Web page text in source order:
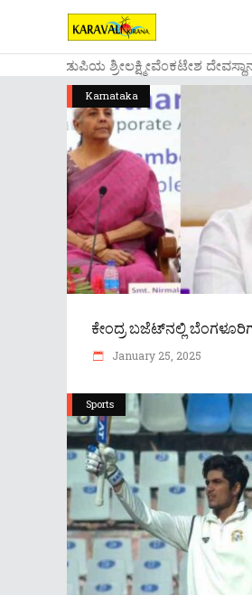
....ಉಡುಪಿಯ ಶ್ರೀಲಕ್ಷ್ಮೀವೆ೦ಕಟೇಶ
Karnataka
ಕೇಂದ್ರ ಬಜೆಟ್​​ನಲ್ಲಿ
January 25, 2025
Sports